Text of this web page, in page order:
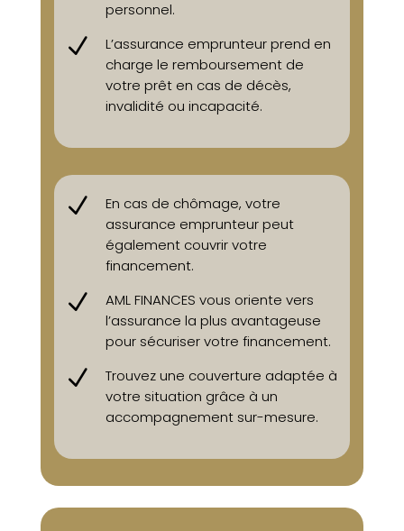
personnel.
N
L’assurance emprunteur prend en
charge le remboursement de
votre prêt en cas de décès,
invalidité ou incapacité.
N
En cas de chômage, votre
assurance emprunteur peut
également couvrir votre
financement.
N
AML FINANCES vous oriente vers
l’assurance la plus avantageuse
pour sécuriser votre financement.
N
Trouvez une couverture adaptée à
votre situation grâce à un
accompagnement sur-mesure.